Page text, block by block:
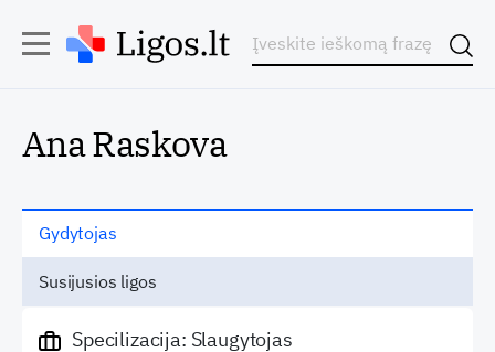
Ana Raskova
Gydytojas
Susijusios ligos
Specilizacija: Slaugytojas